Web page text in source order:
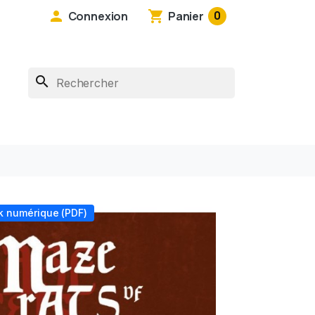
 Connexion shopping_cart Panier 0
search
(PDF)